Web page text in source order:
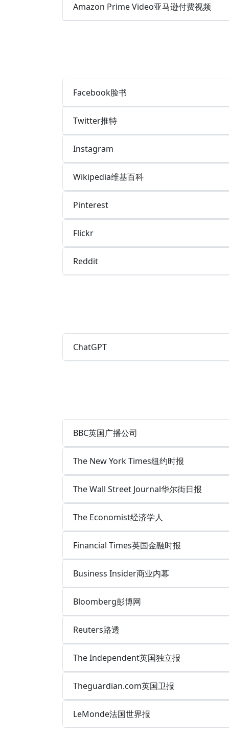
Amazon Prime Video亚马逊付费视频
Facebook脸书
Twitter推特
Instagram
Wikipedia维基百科
Pinterest
Flickr
Reddit
ChatGPT
BBC英国广播公司
The New York Times纽约时报
The Wall Street Journal华尔街日报
The Economist经济学人
Financial Times英国金融时报
Business Insider商业内幕
Bloomberg彭博网
Reuters路透
The Independent英国独立报
Theguardian.com英国卫报
LeMonde法国世界报